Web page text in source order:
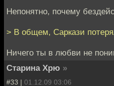
Непонятно, почему
> В общем, Саркази
Ничего ты в любви не
Старина Хрю »
#33 | 01.12.09 03:06